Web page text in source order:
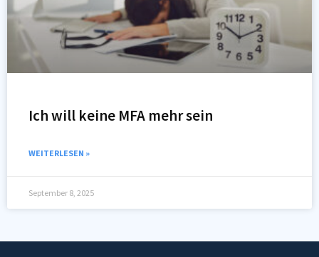
Ich will keine MFA mehr sein
WEITERLESEN »
September 8, 2025